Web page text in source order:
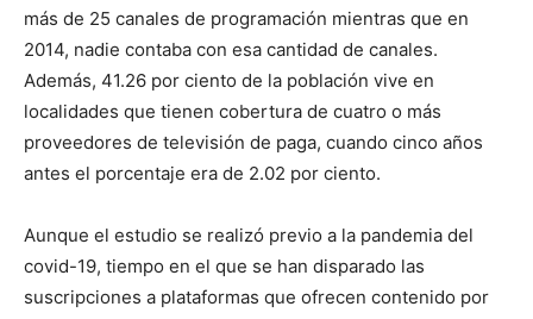
más de 25 canales de programación mientras que en
2014, nadie contaba con esa cantidad de canales.
Además, 41.26 por ciento de la población vive en
localidades que tienen cobertura de cuatro o más
proveedores de televisión de paga, cuando cinco años
antes el porcentaje era de 2.02 por ciento.
Aunque el estudio se realizó previo a la pandemia del
covid-19, tiempo en el que se han disparado las
suscripciones a plataformas que ofrecen contenido por